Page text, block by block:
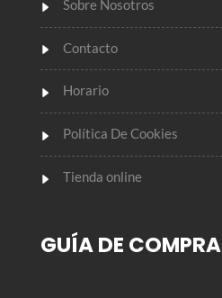
Sobre Nosotros
Contacto
Horario
Política De Cookies
Tienda online
GUÍA DE COMPRA